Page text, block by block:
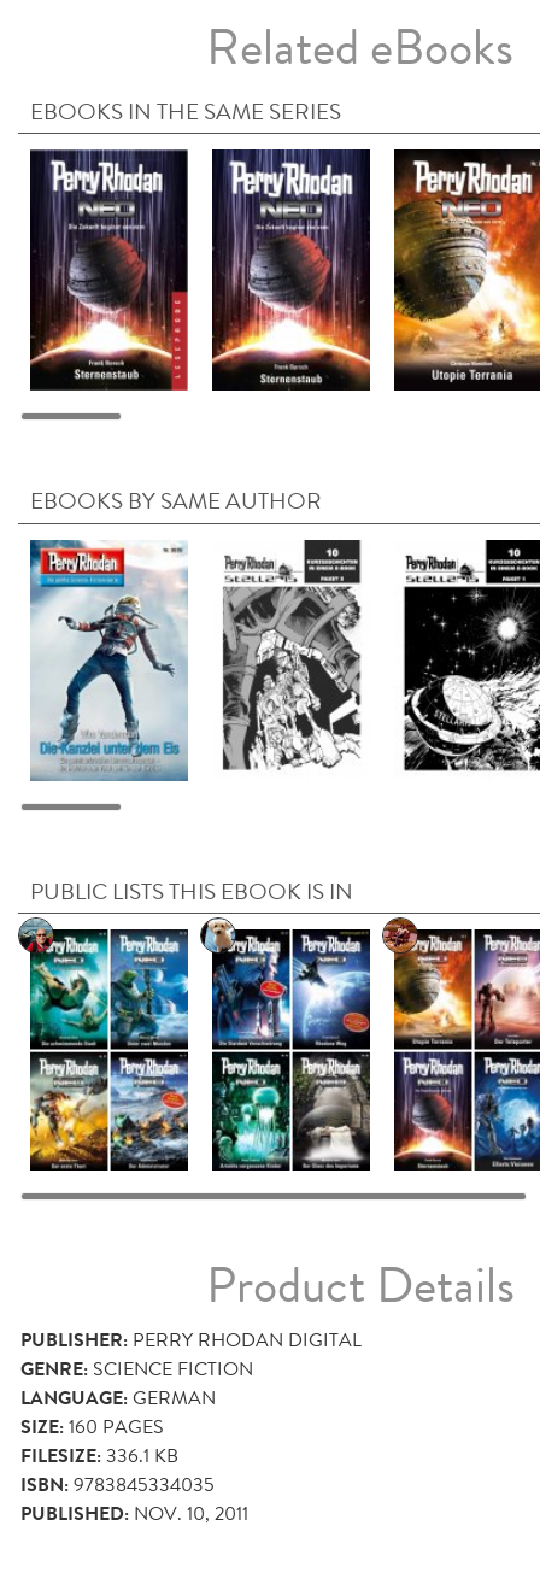
Related eBooks
EBOOKS IN THE SAME SERIES
EBOOKS BY SAME AUTHOR
PUBLIC LISTS THIS EBOOK IS IN
Product Details
PUBLISHER: PERRY RHODAN DIGITAL
GENRE: SCIENCE FICTION
LANGUAGE:GERMAN
SIZE:160 PAGES
FILESIZE:336.1 KB
ISBN:9783845334035
PUBLISHED: NOV. 10, 2011